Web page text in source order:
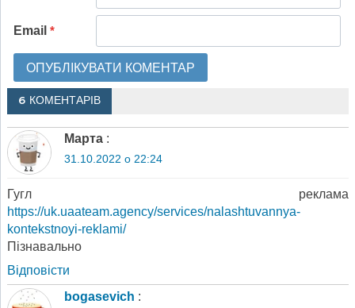
Email *
6 КОМЕНТАРІВ
Марта :
31.10.2022 о 22:24
Гугл реклама
https://uk.uaateam.agency/services/nalashtuvannya-
kontekstnoyi-reklami/
Пізнавально
Відповіcти
bogasevich :